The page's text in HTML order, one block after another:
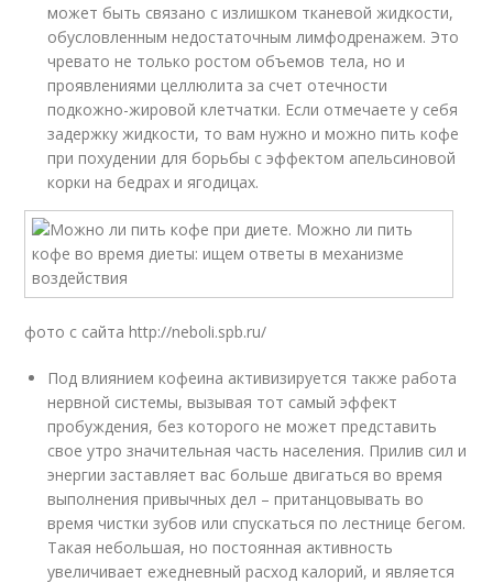
может быть связано с излишком тканевой жидкости,
обусловленным недостаточным лимфодренажем. Это
чревато не только ростом объемов тела, но и
проявлениями целлюлита за счет отечности
подкожно-жировой клетчатки. Если отмечаете у себя
задержку жидкости, то вам нужно и можно пить кофе
при похудении для борьбы с эффектом апельсиновой
корки на бедрах и ягодицах.
фото с сайта http://neboli.spb.ru/
Под влиянием кофеина активизируется также работа
нервной системы, вызывая тот самый эффект
пробуждения, без которого не может представить
свое утро значительная часть населения. Прилив сил и
энергии заставляет вас больше двигаться во время
выполнения привычных дел – пританцовывать во
время чистки зубов или спускаться по лестнице бегом.
Такая небольшая, но постоянная активность
увеличивает ежедневный расход калорий, и является